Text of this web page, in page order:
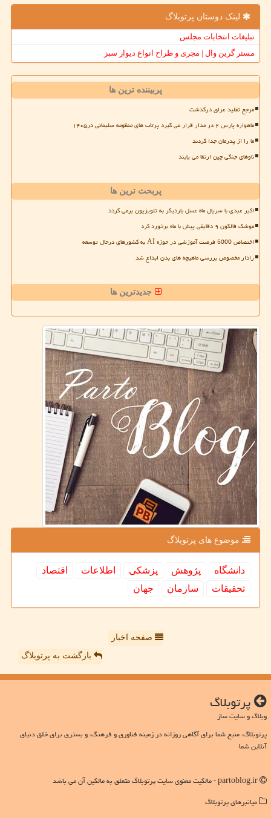
لینک دوستان پرتوبلاگ
تبلیغات انتخابات مجلس
مستر گرین وال | مجری و طراح انواع دیوار سبز
پربیننده ترین ها
مرجع تقلید عراق درگذشت
ماهواره پارس ۲ در مدار قرار می گیرد پرتاب های منظومه سلیمانی در۱۴۰۵
ما را از پدرمان جدا کردند
ناوهای جنگی چین ارتقا می یابند
پربحث ترین ها
اکبر عبدی با سریال ماه عسل باردیگر به تلویزیون برمی گردد
موشک فالکون ۹ دقایقی پیش با ماه برخورد کرد
اختصاص 5000 فرصت آموزشی در حوزه AI به کشورهای درحال توسعه
رادار مخصوص بررسی ماهیچه های بدن ابداع شد
جدیدترین ها
موضوع های پرتوبلاگ
دانشگاه پژوهش پزشكی اطلاعات
اقتصاد
تحقیقات
سازمان جهان
صفحه اخبار
بازگشت به پرتوبلاگ
پرتوبلاگ
وبلاگ و سایت ساز
پرتوبلاگ، منبع شما برای آگاهی روزانه در زمینه فناوری و فرهنگ، و بستری برای خلق دنیای
آنلاین شما
میانبرهای پرتوبلاگ